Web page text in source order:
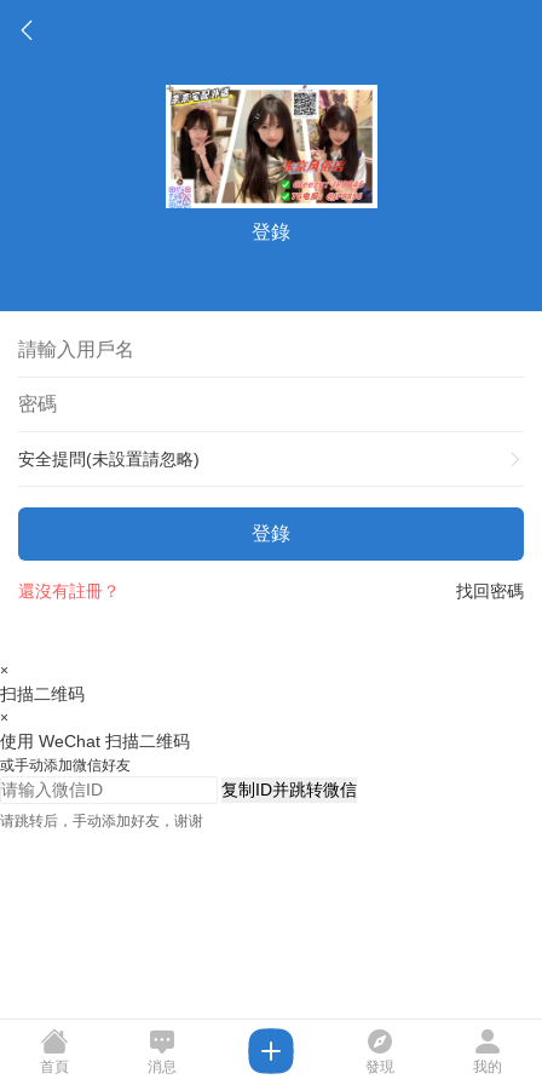
登錄
安全提問(未設置請忽略)
登錄
找回密碼
還沒有註冊？
×
扫描二维码
×
使用 WeChat 扫描二维码
或手动添加微信好友
复制ID并跳转微信
请跳转后，手动添加好友，谢谢
首頁 消息 發現 我的